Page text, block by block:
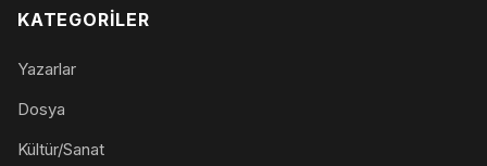
KATEGORILER
Yazarlar
Dosya
Kültür/Sanat